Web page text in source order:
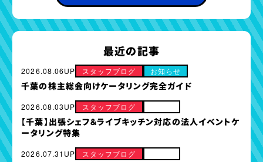
最近の記事
2026.08.06UP スタッフブログ お知らせ
千葉の株主総会向けケータリング完全ガイド
2026.08.03UP スタッフブログ
【千葉】出張シェフ＆ライブキッチン対応の法人イベントケ
ータリング特集
2026.07.31UP スタッフブログ